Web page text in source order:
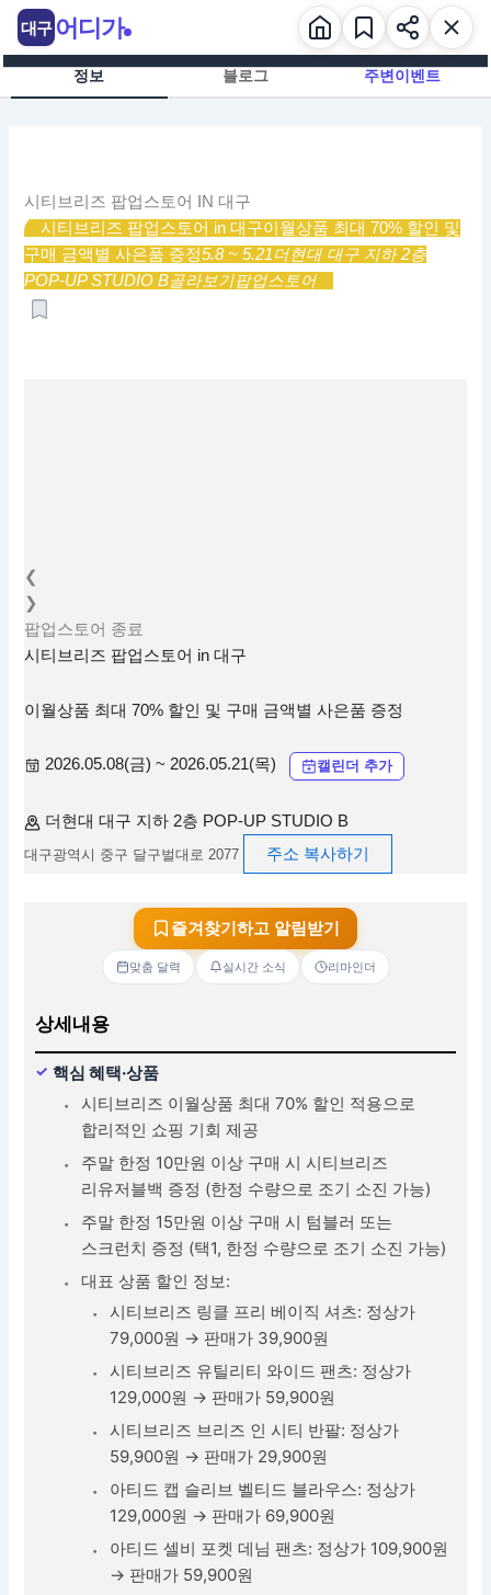
츠
정보 블로그 주변이벤트
시티브리즈 팝업스토어 IN 대구
시티브리즈 팝업스토어 in 대구이월상품 최대 70% 할인 및
구매 금액별 사은품 증정5.8 ~ 5.21더현대 대구 지하 2층
POP-UP STUDIO B골라보기팝업스토어
❮
❯
팝업스토어 종료
시티브리즈 팝업스토어 in 대구
이월상품 최대 70% 할인 및 구매 금액별 사은품 증정
2026.05.08(금) ~ 2026.05.21(목) 캘린더 추가
더현대 대구 지하 2층 POP-UP STUDIO B
대구광역시 중구 달구벌대로 2077 주소 복사하기
즐겨찾기하고 알림받기
맞춤 달력 실시간 소식 리마인더
상세내용
핵심 혜택·상품
시티브리즈 이월상품 최대 70% 할인 적용으로
합리적인 쇼핑 기회 제공
주말 한정 10만원 이상 구매 시 시티브리즈
리유저블백 증정 (한정 수량으로 조기 소진 가능)
주말 한정 15만원 이상 구매 시 텀블러 또는
스크런치 증정 (택1, 한정 수량으로 조기 소진 가능)
대표 상품 할인 정보:
시티브리즈 링클 프리 베이직 셔츠: 정상가
79,000원 → 판매가 39,900원
시티브리즈 유틸리티 와이드 팬츠: 정상가
129,000원 → 판매가 59,900원
시티브리즈 브리즈 인 시티 반팔: 정상가
59,900원 → 판매가 29,900원
아티드 캡 슬리브 벨티드 블라우스: 정상가
129,000원 → 판매가 69,900원
아티드 셀비 포켓 데님 팬츠: 정상가 109,900원
→ 판매가 59,900원
대구 어디가